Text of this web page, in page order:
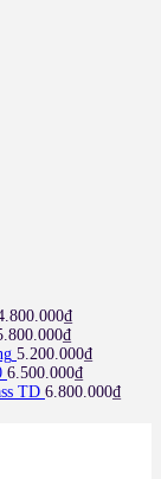
₫
₫
5.200.000₫
6.500.000₫
TD 6.800.000₫